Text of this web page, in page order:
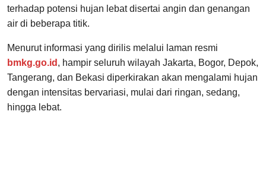
terhadap potensi hujan lebat disertai angin dan genangan
air di beberapa titik.
Menurut informasi yang dirilis melalui laman resmi
bmkg.go.id , hampir seluruh wilayah Jakarta, Bogor, Depok,
Tangerang, dan Bekasi diperkirakan akan mengalami hujan
dengan intensitas bervariasi, mulai dari ringan, sedang,
hingga lebat.